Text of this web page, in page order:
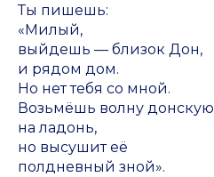
Ты пишешь:
«Милый,
выйдешь — близок Дон,
и рядом дом.
Но нет тебя со мной.
Возьмёшь волну донскую
на ладонь,
но высушит её
полдневный зной».